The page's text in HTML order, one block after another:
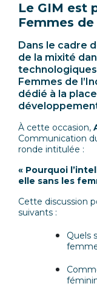
Le GIM est
Femmes
Dans le cadre
de la mixité
Femmes de
dédié à la
À cette occasion,
Communication
ronde intitulée :
« Pourquoi
elle sans les
Cette discussion
suivants :
Quels